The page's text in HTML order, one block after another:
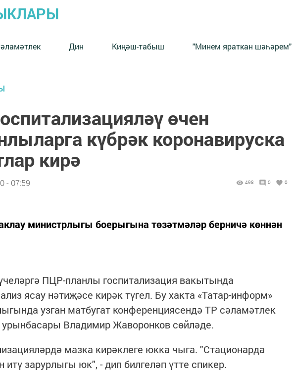
Дин Киңәш-табыш "Минем яраткан шәһәрем"
өчен
күбрәк коронавируска
кирә
- 07:59 498 0 0
министрлыгы боерыгына төзәтмәләр берничә көннән
ПЦР-планлы госпитализация вакытында
ясау нәтиҗәсе кирәк түгел. Бу хакта «Татар-информ»
узган матбугат конференциясендә ТР сәламәтлек
Владимир Жаворонков сөйләде.
мазка кирәклеге юкка чыга. "Стационарда
зарурлыгы юк", - дип билгеләп үтте спикер.